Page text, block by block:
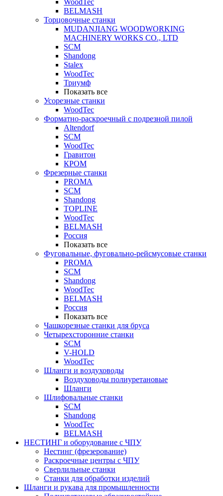
WoodTec
BELMASH
Торцовочные станки
MUDANJIANG WOODWORKING
MACHINERY WORKS CO., LTD
SCM
Shandong
Stalex
WoodTec
Триумф
Показать все
Усорезные станки
WoodTec
Форматно-раскроечный с подрезной пилой
Altendorf
SCM
WoodTec
Гравитон
КРОМ
Фрезерные станки
PROMA
SCM
Shandong
TOPLINE
WoodTec
BELMASH
Россия
Показать все
Фуговальные, фуговально-рейсмусовые станки
PROMA
SCM
Shandong
WoodTec
BELMASH
Россия
Показать все
Чашкорезные станки для бруса
Четырехсторонние станки
SCM
V-HOLD
WoodTec
Шланги и воздуховоды
Воздуховоды полиуретановые
Шланги
Шлифовальные станки
SCM
Shandong
WoodTec
BELMASH
НЕСТИНГ и оборудование с ЧПУ
Нестинг (фрезерование)
Раскроечные центры с ЧПУ
Сверлильные станки
Станки для обработки изделий
Шланги и рукава для промышленности